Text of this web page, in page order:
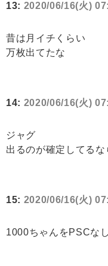
13: 2020/06/16(火)
昔は月イチくらい
万枚出てたな
14: 2020/06/16(火)
ジャグ
出るのが確定してる
15: 2020/06/16(火)
1000ちゃんをPSCな